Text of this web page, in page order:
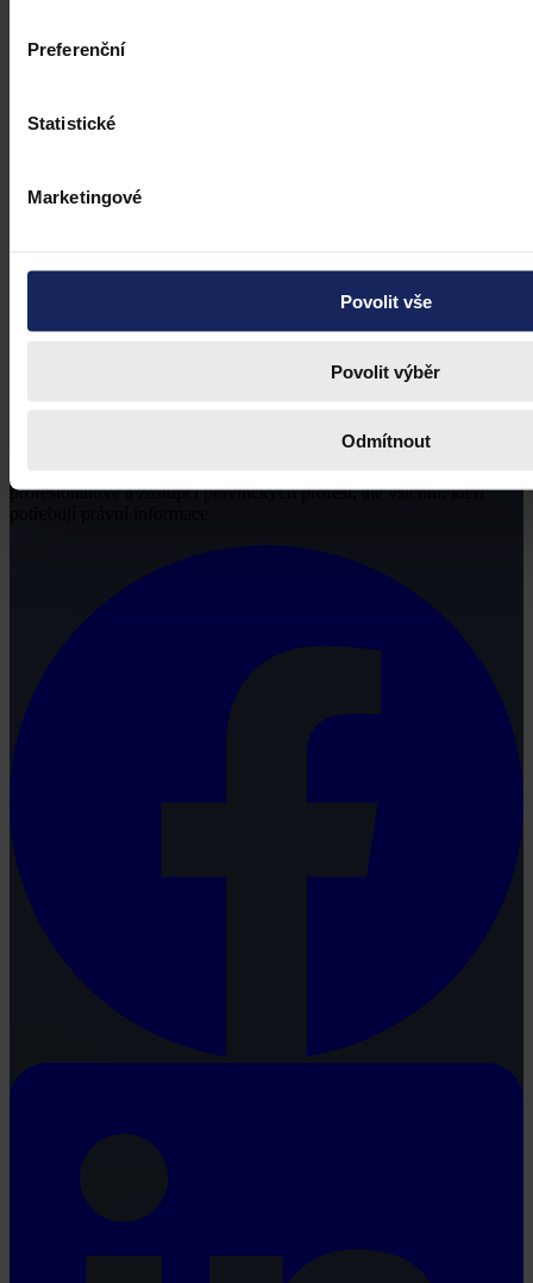
Preferenční
Statistické
Marketingové
Povolit vše
Povolit výběr
Odmítnout
profesionálové a zástupci právnických profesí, ale všichni, kteří